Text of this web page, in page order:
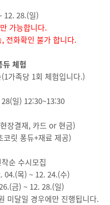
12. 28.(일)
가능합니다.
전화확인 불가 합니다.
체험
가족당 1회 체험입니다.)
일) 12:30~13:30
장결재, 카드 or 현금)
퐁듀+재료 제공)
순 수시모집
목) ~ 12. 24.(수)
금) ~ 12. 28.(일)
일 경우에만 진행됩니다.